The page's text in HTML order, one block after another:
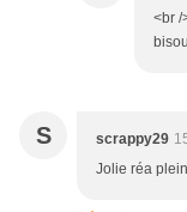
<br /
S scrappy29
Jolie réa